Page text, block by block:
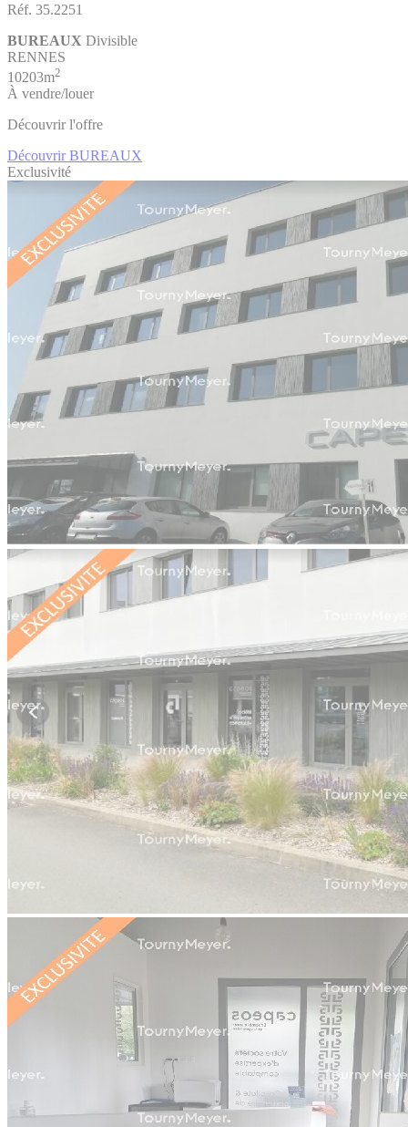
Réf. 35.2251
BUREAUX Divisible
RENNES
10203m2
À vendre/louer
Découvrir l'offre
Découvrir BUREAUX
Exclusivité